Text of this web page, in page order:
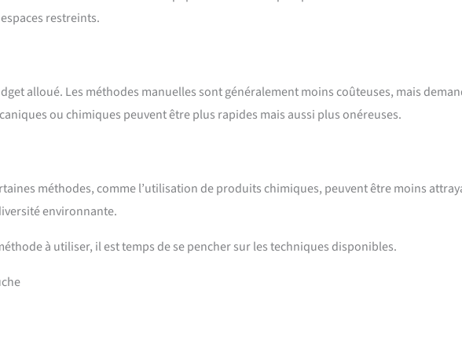
restreints.
alloué. Les méthodes manuelles sont généralement moins coûteuses, mais
ou chimiques peuvent être plus rapides mais aussi plus onéreuses.
méthodes, comme l’utilisation de produits chimiques, peuvent être moins
environnante.
à utiliser, il est temps de se pencher sur les techniques disponibles.